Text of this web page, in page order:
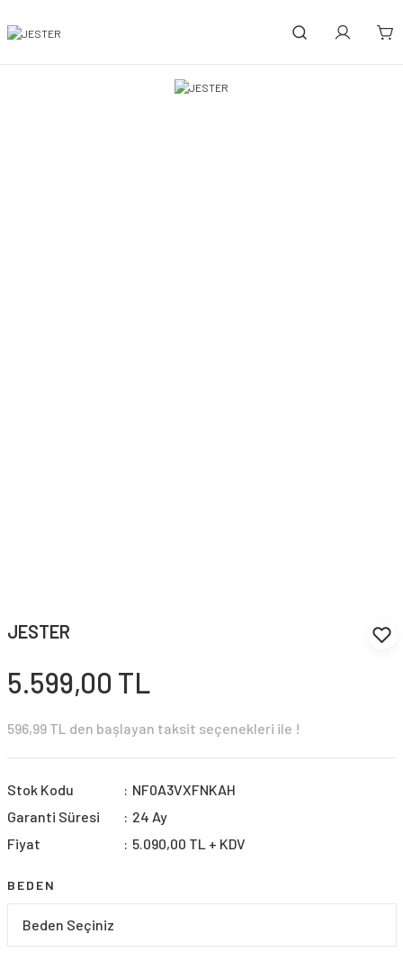
JESTER
5.599,00 TL
596,99 TL den başlayan taksit seçenekleri ile !
Stok Kodu
NF0A3VXFNKAH
Garanti Süresi
24 Ay
Fiyat
5.090,00 TL + KDV
BEDEN